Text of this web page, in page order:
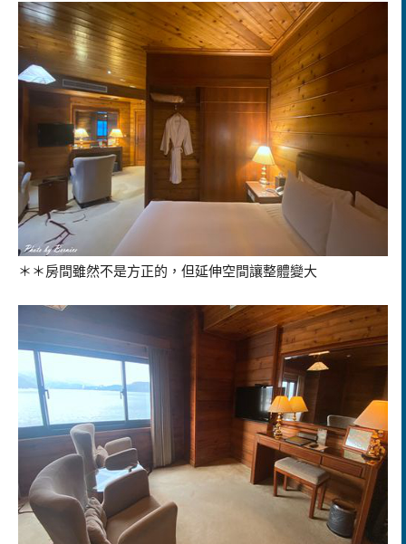
＊＊房間雖然不是方正的，但延伸空間讓整體變大